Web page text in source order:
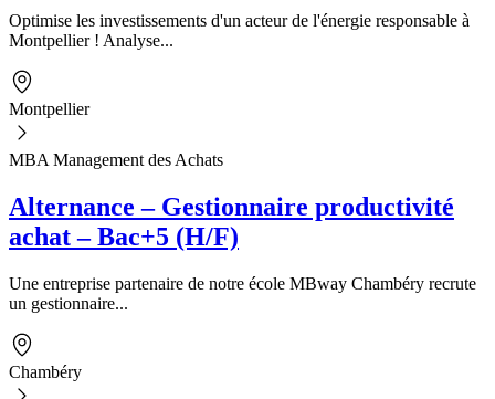
Optimise les investissements d'un acteur de l'énergie responsable à
Montpellier ! Analyse...
Montpellier
MBA Management des Achats
Alternance – Gestionnaire productivité
achat – Bac+5 (H/F)
Une entreprise partenaire de notre école MBway Chambéry recrute
un gestionnaire...
Chambéry